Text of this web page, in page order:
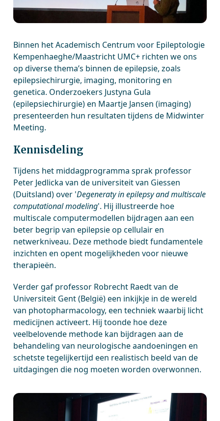
Binnen het Academisch Centrum voor Epileptologie
Kempenhaeghe/Maastricht UMC+ richten we ons
op diverse thema’s binnen de epilepsie, zoals
epilepsiechirurgie, imaging, monitoring en
genetica. Onderzoekers Justyna Gula
(epilepsiechirurgie) en Maartje Jansen (imaging)
presenteerden hun resultaten tijdens de Midwinter
Meeting.
Kennisdeling
Tijdens het middagprogramma sprak professor
Peter Jedlicka van de universiteit van Giessen
(Duitsland) over 'Degeneraty in epilepsy and multiscale
computational modeling'. Hij illustreerde hoe
multiscale computermodellen bijdragen aan een
beter begrip van epilepsie op cellulair en
netwerkniveau. Deze methode biedt fundamentele
inzichten en opent mogelijkheden voor nieuwe
therapieën.
Verder gaf professor Robrecht Raedt van de
Universiteit Gent (België) een inkijkje in de wereld
van photopharmacology, een techniek waarbij licht
medicijnen activeert. Hij toonde hoe deze
veelbelovende methode kan bijdragen aan de
behandeling van neurologische aandoeningen en
schetste tegelijkertijd een realistisch beeld van de
uitdagingen die nog moeten worden overwonnen.